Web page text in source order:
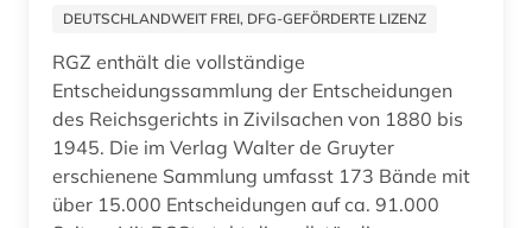
bericht (1)
berlin (2)
berlin deutsches institut für menschenrechte
(1)
Suedostasien (1)
Suedosteuropa (2)
Thueringen (2)
Tschechische Republik (4)
USA (4)
DEUTSCHLANDWEIT FREI, DFG-GEFÖRDERTE LIZENZ
RGZ enthält die vollständige
Entscheidungssammlung der Entscheidungen
des Reichsgerichts in Zivilsachen von 1880 bis
1945. Die im Verlag Walter de Gruyter
erschienene Sammlung umfasst 173 Bände mit
über 15.000 Entscheidungen auf ca. 91.000